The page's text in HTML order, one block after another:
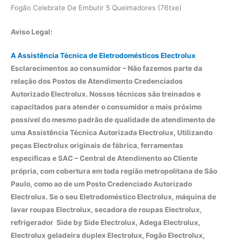
Fogão Celebrate De Embutir 5 Queimadores (76txe)
Aviso Legal:
A Assistência Técnica de Eletrodomésticos Electrolux
Esclarecimentos ao consumidor – Não fazemos parte da
relação dos Postos de Atendimento Credenciados
Autorizado Electrolux. Nossos técnicos são treinados e
capacitados para atender o consumidor o mais próximo
possível do mesmo padrão de qualidade de atendimento de
uma Assistência Técnica Autorizada Electrolux, Utilizando
peças Electrolux originais de fábrica, ferramentas
especificas e SAC – Central de Atendimento ao Cliente
própria, com cobertura em toda região metropolitana de São
Paulo, como ao de um Posto Credenciado Autorizado
Electrolux. Se o seu Eletrodoméstico Electrolux, máquina de
lavar roupas Electrolux, secadora de roupas Electrolux,
refrigerador Side by Side Electrolux, Adega Electrolux,
Electrolux geladeira duplex Electrolux, Fogão Electrolux,